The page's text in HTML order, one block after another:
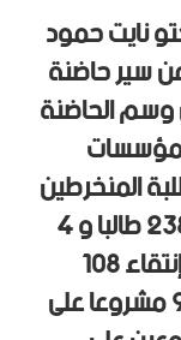
نايت حمود
سير حاضنة
وسم الحاضنة
المنخرطين
في القرار 1275 من داخل الجامعة 238 طالبا و 4
من خارجها ضمن 164 مشروعا تم إنتقاء 108
مشروعا منها. كما تم مناقشة 94 مشروعا على